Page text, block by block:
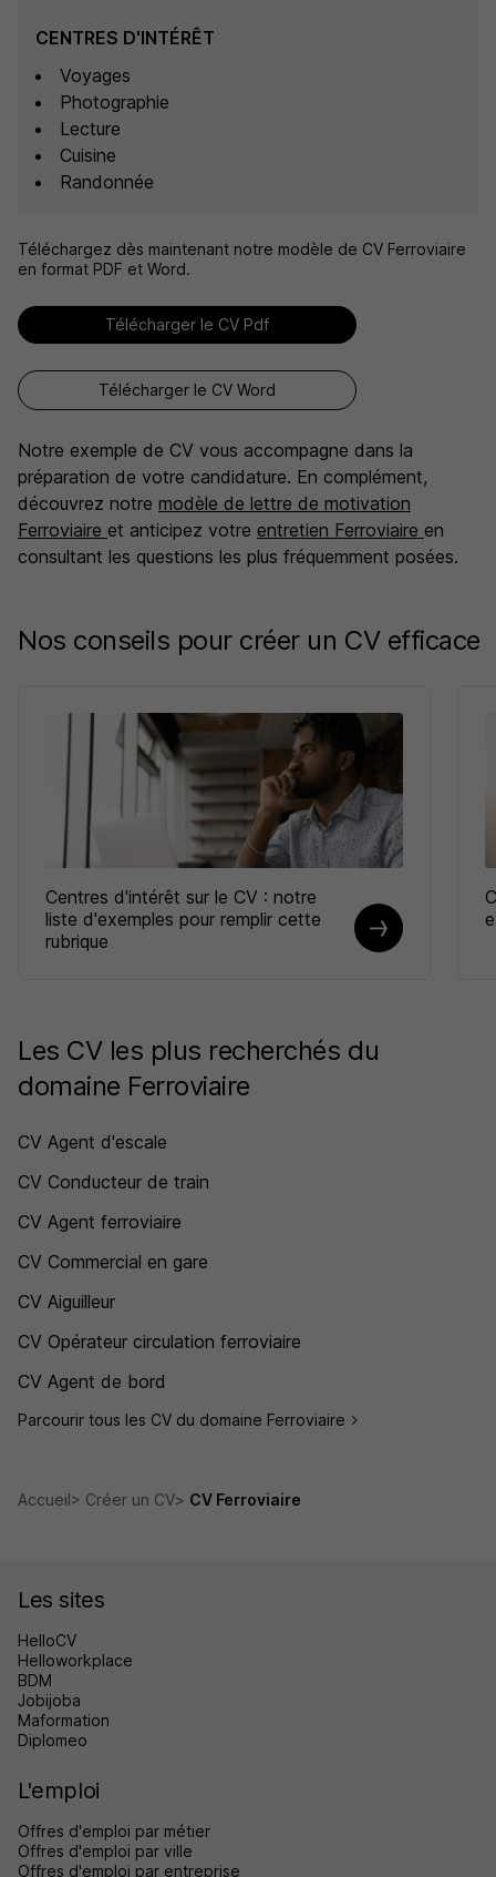
CENTRES D'INTÉRÊT
Voyages
Photographie
Lecture
Cuisine
Randonnée
Téléchargez dès maintenant notre modèle de CV Ferroviaire
en format PDF et Word.
Télécharger le CV Pdf
Télécharger le CV Word
Notre exemple de CV vous accompagne dans la
préparation de votre candidature. En complément,
découvrez notre modèle de lettre de motivation
Ferroviaire et anticipez votre entretien Ferroviaire en
consultant les questions les plus fréquemment posées.
Nos conseils pour créer un CV efficace
Centres d'intérêt sur le CV : notre
liste d'exemples pour remplir cette
rubrique
Les CV les plus recherchés du
domaine Ferroviaire
CV Agent d'escale
CV Conducteur de train
CV Agent ferroviaire
CV Commercial en gare
CV Aiguilleur
CV Opérateur circulation ferroviaire
CV Agent de bord
Parcourir tous les CV du domaine Ferroviaire
Accueil Créer un CV CV Ferroviaire
Les sites
HelloCV
Helloworkplace
BDM
Jobijoba
Maformation
Diplomeo
L'emploi
Offres d'emploi par métier
Offres d'emploi par ville
Offres d'emploi par entreprise